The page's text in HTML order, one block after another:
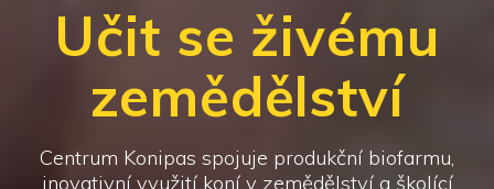
Učit se živému
zemědělství
Centrum Konipas spojuje produkční biofarmu,
inovativní využití koní v zemědělství a školící